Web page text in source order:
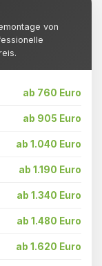
von
ab 760 Euro
ab 905 Euro
ab 1.040 Euro
ab 1.190 Euro
ab 1.340 Euro
ab 1.480 Euro
ab 1.620 Euro